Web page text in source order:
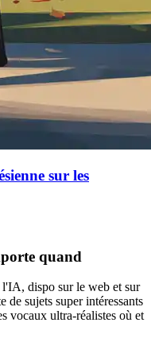
sur les
quand
l'IA, dispo sur le web et sur
sujets super intéressants
vocaux ultra-réalistes où et